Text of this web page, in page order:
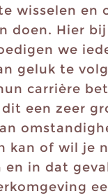
wisselen en
doen. Hier
we
geluk te
carrière
een zeer
kan of wil je
en in dat